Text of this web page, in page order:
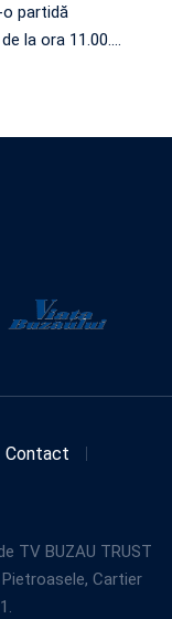
partidă
la ora 11.00.…
Contact
TV BUZAU TRUST
Cartier